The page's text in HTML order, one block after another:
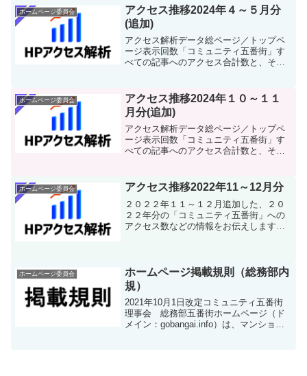
12...
ホームページ委員会
アクセス推移2024年４～５月分
(追加)
アクセス解析データ総ページ／トップペ
ージ表示回数「コミュニティ五番街」す
べての記事へのアクセス合計数と、その
用している「ユーザー」の合計数となり
ます。【ユーザー数】≒【...
ホームページ委員会
アクセス推移2024年１０～１１
月分(追加)
アクセス解析データ総ページ／トップペ
ージ表示回数「コミュニティ五番街」す
べての記事へのアクセス合計数と、その
用している「ユーザー」の合計数となり
ます。【ユーザー数】≒【...
ホームページ委員会 アクセス推移2022年11～12月分
２０２２年１１～１２月追加した、２０
２２年分の「コミュニティ五番街」への
アクセス数などの情報をお伝えします！
「メニュー」ページへのア...
ホームページ委員会
ホームページ掲載規則（総務部内
規）
2021年10月1日改定コミュニティ五番街
理事会 総務部五番街ホームページ（ド
メイン：gobangai.info）は、マンション